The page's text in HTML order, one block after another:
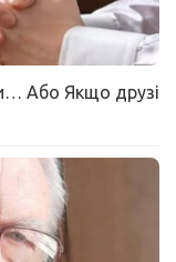
Або Якщо друзі